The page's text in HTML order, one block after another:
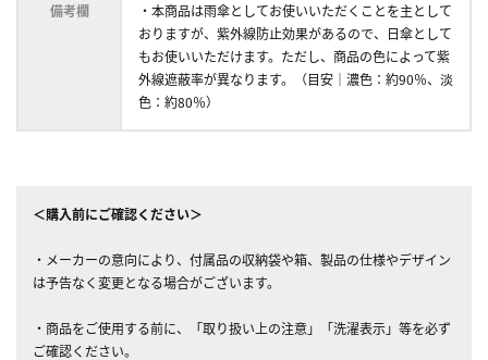
備考欄
・本商品は雨傘としてお使いいただくことを主として
おりますが、紫外線防止効果があるので、日傘として
もお使いいただけます。ただし、商品の色によって紫
外線遮蔽率が異なります。（目安｜濃色：約90％、淡
色：約80％）
＜購入前にご確認ください＞
・メーカーの意向により、付属品の収納袋や箱、製品の仕様やデザイン
は予告なく変更となる場合がございます。
・商品をご使用する前に、「取り扱い上の注意」「洗濯表示」等を必ず
ご確認ください。